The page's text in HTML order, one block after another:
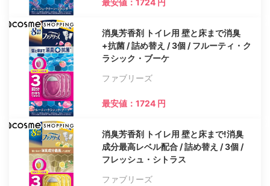
最安値：1724 円
消臭芳香剤 トイレ用 壁と床まで消臭
+抗菌 / 詰め替え / 3個 / フルーティ・ク
ラシック・ブーケ
ファブリーズ
最安値：1724 円
消臭芳香剤 トイレ用 壁と床まで!消臭
成分最高レベル配合 / 詰め替え / 3個 /
フレッシュ・シトラス
ファブリーズ